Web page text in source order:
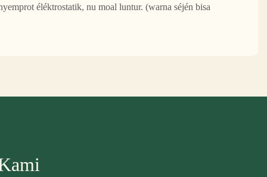
éléktrostatik, nu moal luntur. (warna séjén bisa